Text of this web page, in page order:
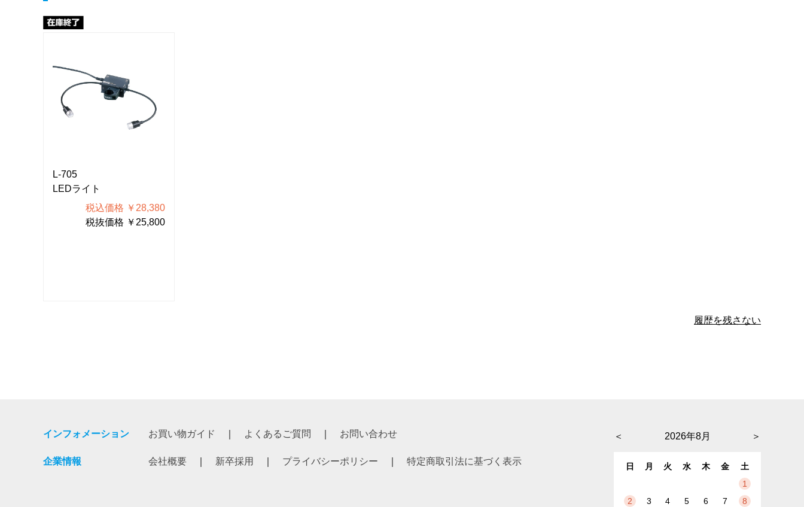
L-705
LEDライト
税込価格 ￥28,380
税抜価格 ￥25,800
履歴を残さない
インフォメーション お買い物ガイド よくあるご質問 お問い合わせ
企業情報 会社概要 新卒採用 プライバシーポリシー 特定商取引法に基づく表示
＜ ＞
2026年8月
日 月 火 水 木 金
土
1
2
3 4 5 6 7 8